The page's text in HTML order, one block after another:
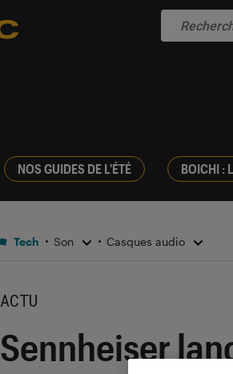
NOS GUIDES DE L'ÉTÉ BOICHI :
Tech Son Casques audio
ACTU
Sennheiser